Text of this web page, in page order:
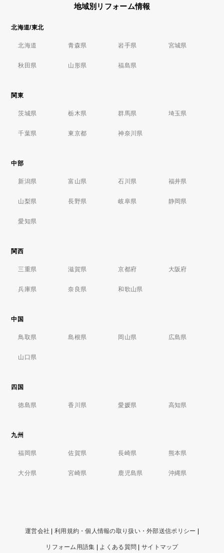
地域別リフォーム情報
北海道/東北
北海道 青森県 岩手県 宮城県
秋田県 山形県 福島県
関東
茨城県 栃木県 群馬県 埼玉県
千葉県 東京都 神奈川県
中部
新潟県 富山県 石川県 福井県
山梨県 長野県 岐阜県 静岡県
愛知県
関西
三重県 滋賀県 京都府 大阪府
兵庫県 奈良県 和歌山県
中国
鳥取県 島根県 岡山県 広島県
山口県
四国
徳島県 香川県 愛媛県 高知県
九州
福岡県 佐賀県 長崎県 熊本県
大分県 宮崎県 鹿児島県 沖縄県
運営会社 利用規約・個人情報の取り扱い・外部送信ポリシー
リフォーム用語集 よくある質問 サイトマップ